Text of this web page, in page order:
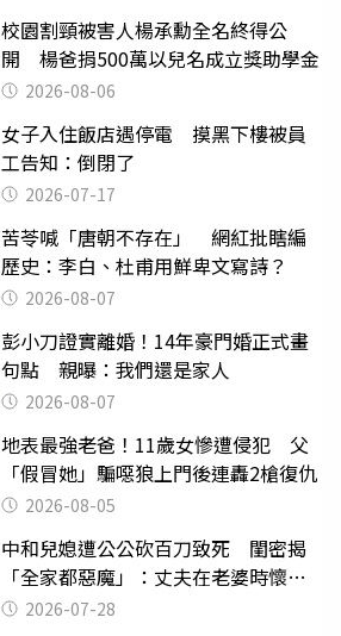
校園割頸被害人楊承勳全名終得公
開 楊爸捐500萬以兒名成立獎助學金
2026-08-06
女子入住飯店遇停電 摸黑下樓被員
工告知：倒閉了
2026-07-17
苦苓喊「唐朝不存在」 網紅批瞎編
歷史：李白、杜甫用鮮卑文寫詩？
2026-08-07
彭小刀證實離婚！14年豪門婚正式畫
句點 親曝：我們還是家人
2026-08-07
地表最強老爸！11歲女慘遭侵犯 父
「假冒她」騙噁狼上門後連轟2槍復仇
2026-08-05
中和兒媳遭公公砍百刀致死 閨密揭
「全家都惡魔」：丈夫在老婆時懷孕
摔東西
2026-07-28